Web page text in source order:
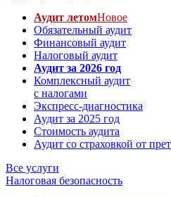
Аудит летомНовое
Обязательный аудит
Финансовый аудит
Налоговый аудит
Аудит за 2026 год
Комплексный аудит
с налогами
Экспресс-диагностика
Аудит за 2025 год
Стоимость аудита
Аудит со страховкой от
Все услуги
Налоговая безопасность